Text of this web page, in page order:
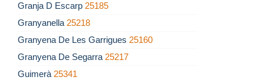
Granja D Escarp 25185
Granyanella 25218
Granyena De Les Garrigues 25160
Granyena De Segarra 25217
Guimerà 25341